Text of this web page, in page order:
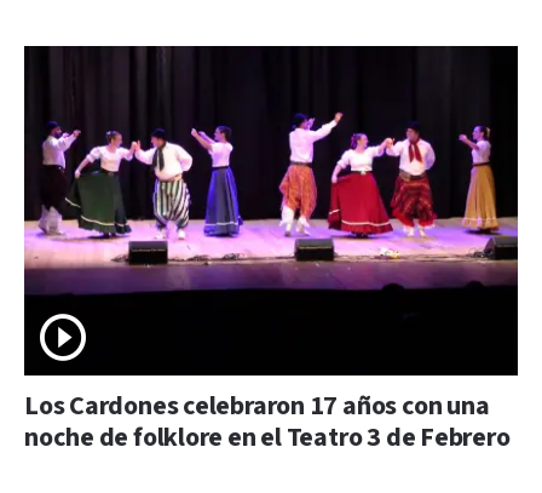
Los Cardones celebraron 17 años con una
noche de folklore en el Teatro 3 de Febrero